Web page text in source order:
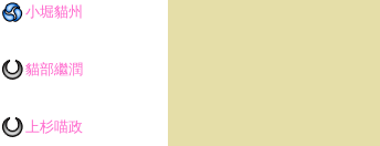
小堀貓州
貓部繼潤
上杉喵政